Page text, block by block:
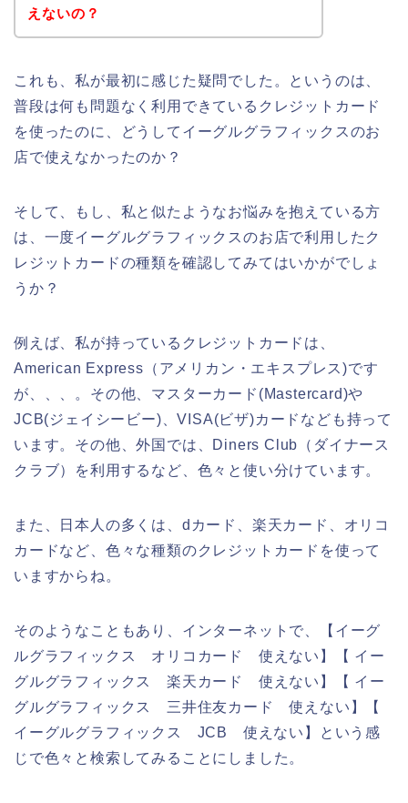
えないの？
これも、私が最初に感じた疑問でした。というのは、
普段は何も問題なく利用できているクレジットカード
を使ったのに、どうしてイーグルグラフィックスのお
店で使えなかったのか？
そして、もし、私と似たようなお悩みを抱えている方
は、一度イーグルグラフィックスのお店で利用したク
レジットカードの種類を確認してみてはいかがでしょ
うか？
例えば、私が持っているクレジットカードは、
American Express（アメリカン・エキスプレス)です
が、、、。その他、マスターカード(Mastercard)や
JCB(ジェイシービー)、VISA(ビザ)カードなども持って
います。その他、外国では、Diners Club（ダイナース
クラブ）を利用するなど、色々と使い分けています。
また、日本人の多くは、dカード、楽天カード、オリコ
カードなど、色々な種類のクレジットカードを使って
いますからね。
そのようなこともあり、インターネットで、【イーグ
ルグラフィックス オリコカード 使えない】【 イー
グルグラフィックス 楽天カード 使えない】【 イー
グルグラフィックス 三井住友カード 使えない】【
イーグルグラフィックス JCB 使えない】という感
じで色々と検索してみることにしました。